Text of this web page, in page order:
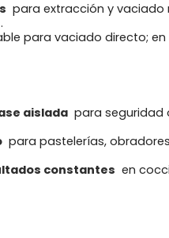
para extracción y vaciado
para vaciado directo; en
aislada para seguridad
para pastelerías,
constantes en